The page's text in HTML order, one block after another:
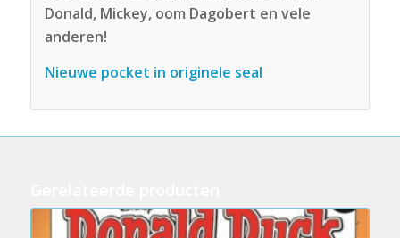
Donald, Mickey, oom Dagobert en vele
anderen!
Nieuwe pocket in originele seal